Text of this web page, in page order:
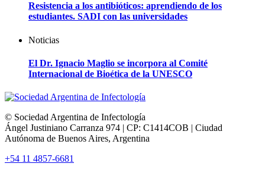
Resistencia a los antibióticos: aprendiendo de los
estudiantes. SADI con las universidades
Noticias
El Dr. Ignacio Maglio se incorpora al Comité
Internacional de Bioética de la UNESCO
© Sociedad Argentina de Infectología
Ángel Justiniano Carranza 974 | CP: C1414COB | Ciudad
Autónoma de Buenos Aires, Argentina
+54 11 4857-6681